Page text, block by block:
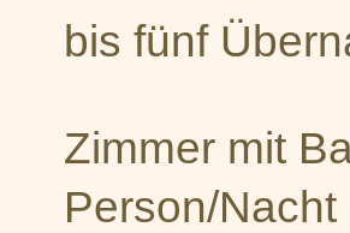
bis fünf
Zimmer mit
Person/